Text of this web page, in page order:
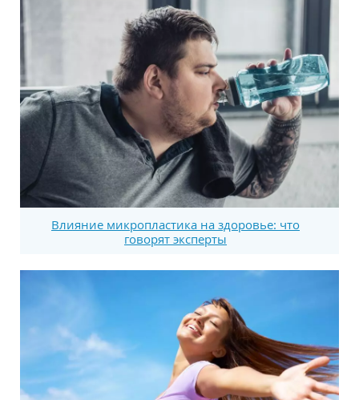
Влияние микропластика на здоровье: что
говорят эксперты